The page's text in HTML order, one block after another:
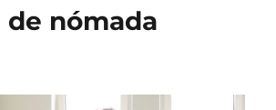
de nómada